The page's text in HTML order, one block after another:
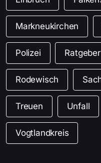
Markneukirchen
Polizei Ratgeber
Rodewisch
Treuen Unfall
Vogtlandkreis